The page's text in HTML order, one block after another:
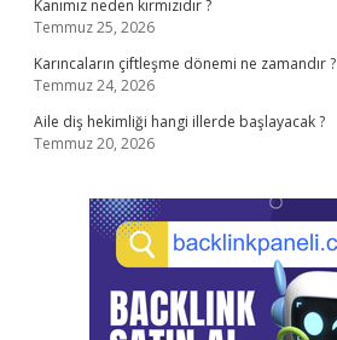
Kanımız neden kırmızıdır ?
Temmuz 25, 2026
Karıncaların çiftleşme dönemi ne zamandır ?
Temmuz 24, 2026
Aile diş hekimliği hangi illerde başlayacak ?
Temmuz 20, 2026